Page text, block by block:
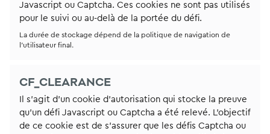
Javascript ou Captcha. Ces cookies ne sont pas utilisés
pour le suivi ou au-delà de la portée du défi.
La durée de stockage dépend de la politique de navigation de
l’utilisateur final.
CF_CLEARANCE
Il s’agit d’un cookie d’autorisation qui stocke la preuve
qu’un défi Javascript ou Captcha a été relevé. L’objectif
de ce cookie est de s’assurer que les défis Captcha ou